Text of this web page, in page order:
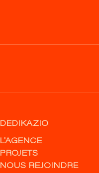
DEDIKAZIO
L'AGENCE
PROJETS
NOUS REJOINDRE